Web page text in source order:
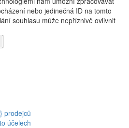
nebo jedinečná ID na tomto
souhlasu může nepříznivě ovlivnit
prodejců
účelech